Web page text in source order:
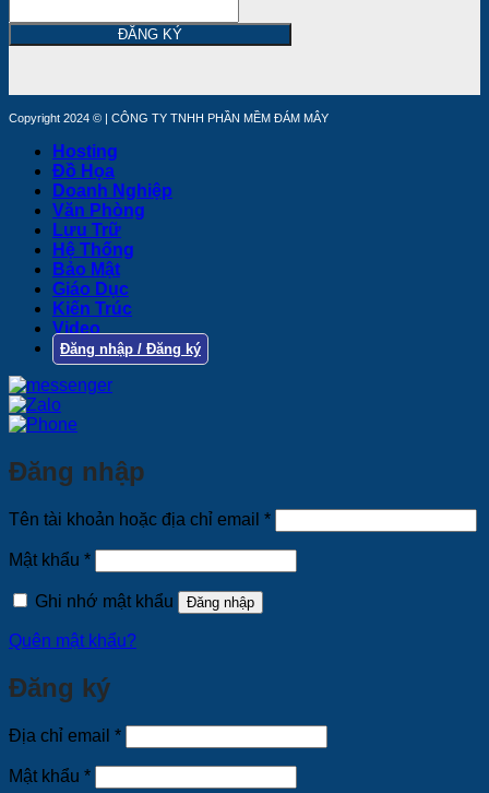
ĐĂNG KÝ
Copyright 2024 © | CÔNG TY TNHH PHẦN MỀM ĐÁM MÂY
Hosting
Đồ Họa
Doanh Nghiệp
Văn Phòng
Lưu Trữ
Hệ Thống
Bảo Mật
Giáo Dục
Kiến Trúc
Video
Đăng nhập / Đăng ký
Đăng nhập
Tên tài khoản hoặc địa chỉ email *Bắt
buộc
Mật khẩu *Bắt
buộc
Ghi nhớ mật khẩu
Đăng nhập
Quên mật khẩu?
Đăng ký
Địa chỉ email *Bắt
buộc
Mật khẩu *Bắt